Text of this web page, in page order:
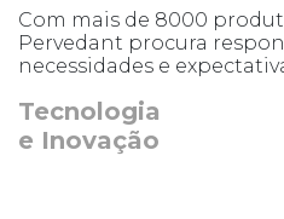
Com mais de 8000
Pervedant procura
necessidades e
Tecnologia
e Inovação